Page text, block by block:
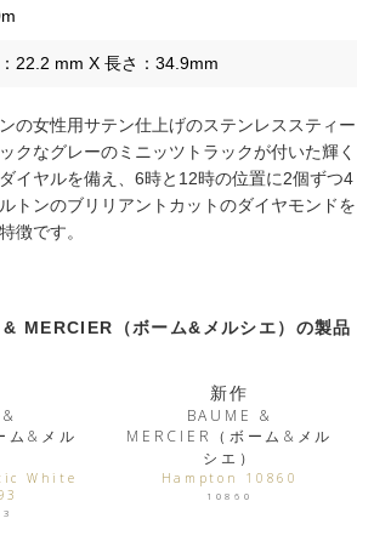
22.2 mm X 長さ：34.9mm
の女性用サテン仕上げのステンレススティー
クなグレーのミニッツトラックが付いた輝く
イヤルを備え、6時と12時の位置に2個ずつ4
トンのブリリアントカットのダイヤモンドを
徴です。
MERCIER（ボーム&メルシエ）の製品
ム&メル
White
新作
BAUME &
MERCIER（ボーム&メル
シエ）
Hampton 10860
10860